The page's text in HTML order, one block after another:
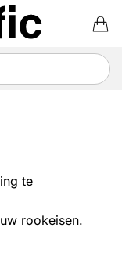
te
rookeisen.